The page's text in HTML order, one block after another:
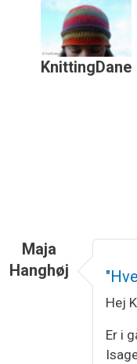
KnittingDane
Maja
Hanghøj
Hej
Er i